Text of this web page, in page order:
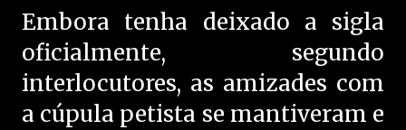
Embora tenha deixado a sigla
oficialmente, segundo
interlocutores, as amizades com
a cúpula petista se mantiveram e